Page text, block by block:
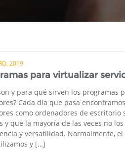
2019
para virtualizar
y para qué sirven los programas
Cada día que pasa
como ordenadores de escritorio
y que la mayoría de las veces no
y versatilidad. Normalmente,
y […]